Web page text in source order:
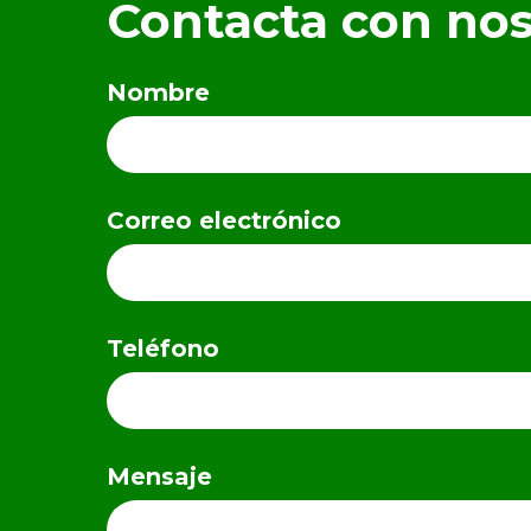
Contacta con
Nombre
Correo electrónico
Teléfono
Mensaje